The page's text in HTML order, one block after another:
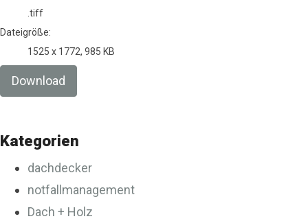
.tiff
Dateigröße:
1525 x 1772, 985 KB
Download
Kategorien
dachdecker
notfallmanagement
Dach + Holz